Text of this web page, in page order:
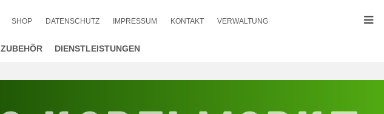
SHOP DATENSCHUTZ IMPRESSUM KONTAKT VERWALTUNG
ZUBEHÖR DIENSTLEISTUNGEN